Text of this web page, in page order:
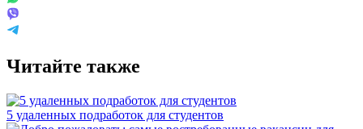
Читайте также
5 удаленных подработок для студентов